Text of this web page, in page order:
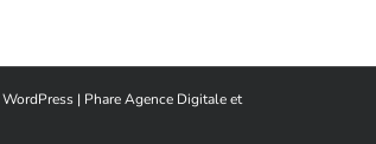
WordPress | Phare Agence Digitale et